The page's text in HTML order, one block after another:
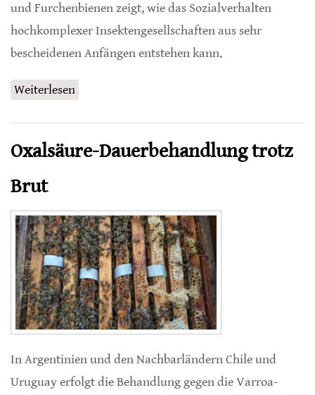
und Furchenbienen zeigt, wie das Sozialverhalten
hochkomplexer Insektengesellschaften aus sehr
bescheidenen Anfängen entstehen kann.
Weiterlesen
Oxalsäure-Dauerbehandlung trotz
Brut
In Argentinien und den Nachbarländern Chile und
Uruguay erfolgt die Behandlung gegen die Varroa-